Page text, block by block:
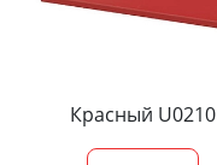
Красный U0210